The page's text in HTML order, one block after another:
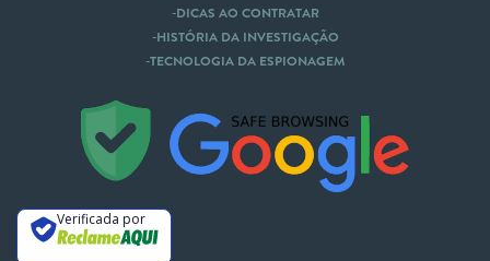
DICAS AO CONTRATAR
HISTÓRIA DA INVESTIGAÇÃO
TECNOLOGIA DA ESPIONAGEM
Verificada por
Nós te Ligamos Mande um Whatsapp